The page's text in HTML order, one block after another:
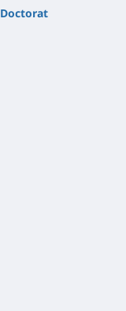
Doctorat